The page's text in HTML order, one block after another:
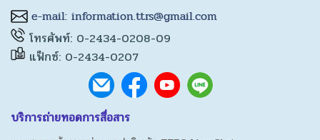
โทรศัพท์: 0-2434-0208-09
แฟ็กซ์: 0-2434-0207
บริการถ่ายทอดการสื่อสาร